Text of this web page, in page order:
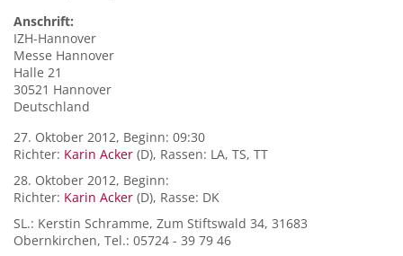
Anschrift:
IZH-Hannover
Messe Hannover
Halle 21
30521 Hannover
Deutschland
27. Oktober 2012, Beginn: 09:30
Richter: Karin Acker (D), Rassen: LA, TS, TT
28. Oktober 2012, Beginn:
Richter: Karin Acker (D), Rasse: DK
SL.: Kerstin Schramme, Zum Stiftswald 34, 31683
Obernkirchen, Tel.: 05724 - 39 79 46